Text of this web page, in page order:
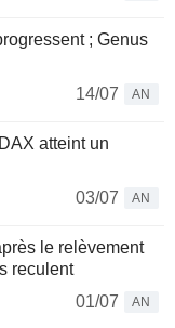
; Genus
14/07
AN
atteint un
03/07
AN
le relèvement
reculent
01/07
AN